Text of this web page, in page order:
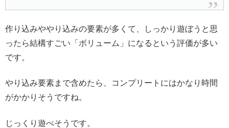
作り込みややり込みの要素が多くて、しっかり遊ぼうと思
ったら結構すごい「ボリューム」になるという評価が多い
です。
やり込み要素まで含めたら、コンプリートにはかなり時間
がかかりそうですね。
じっくり遊べそうです。